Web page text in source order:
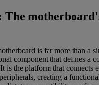
The
is far more than a
component that defines a
is the platform that connects
creating a